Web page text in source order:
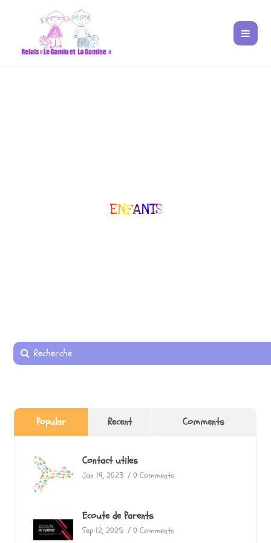
ENFANTS
Popular Recent Comments
Contact utiles
Jan 19, 2023 /0 Comments
Ecoute de Parents
Sep 12, 2025 /0 Comments